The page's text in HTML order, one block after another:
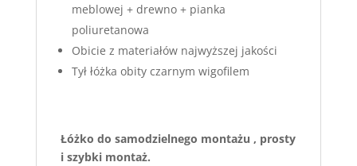
meblowej + drewno + pianka
poliuretanowa
Obicie z materiałów najwyższej jakości
Tył łóżka obity czarnym wigofilem
Łóżko do samodzielnego montażu , prosty
i szybki montaż.